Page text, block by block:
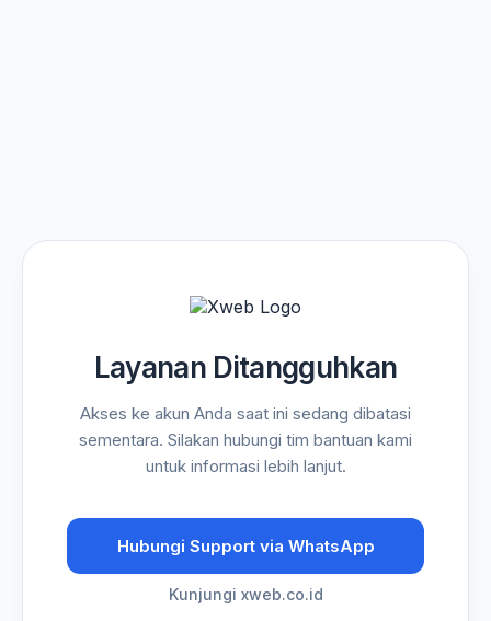
Layanan Ditangguhkan
Akses ke akun Anda saat ini sedang dibatasi
sementara. Silakan hubungi tim bantuan kami
untuk informasi lebih lanjut.
Hubungi Support via WhatsApp
Kunjungi xweb.co.id